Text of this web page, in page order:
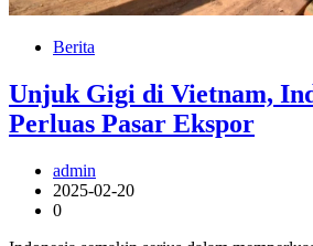
Berita
Unjuk Gigi di Vietnam,
Perluas Pasar Ekspor
admin
2025-02-20
0